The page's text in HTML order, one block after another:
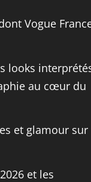
Vogue
looks
au cœur du
et glamour sur
et les